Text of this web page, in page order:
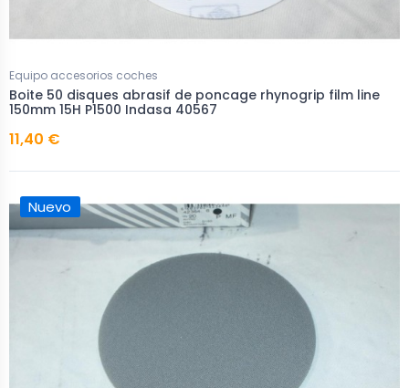
Equipo accesorios coches
Boite 50 disques abrasif de poncage rhynogrip film line
150mm 15H P1500 Indasa 40567
11,40 €
Nuevo